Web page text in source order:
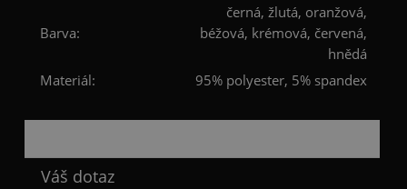
Barva:
černá, žlutá, oranžová,
béžová, krémová, červená,
hnědá
Materiál:
95% polyester, 5% spandex
Váš dotaz